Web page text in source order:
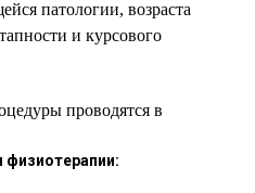
патологии, возраста
и курсового
проводятся в